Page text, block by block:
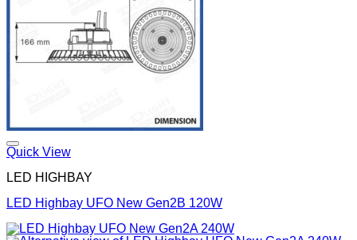
Quick View
LED HIGHBAY
LED Highbay UFO New Gen2B 120W